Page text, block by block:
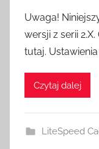
Uwaga!
wersji z serii
tutaj.
Czytaj dalej
LiteSpeed